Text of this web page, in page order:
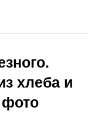
хлеба и